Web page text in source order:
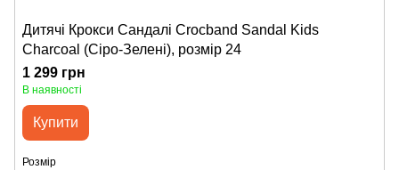
Дитячі Крокси Сандалі Crocband Sandal Kids
Charcoal (Сіро-Зелені), розмір 24
1 299 грн
В наявності
Купити
Розмір